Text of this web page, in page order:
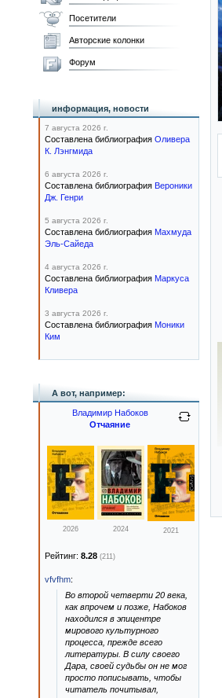
Посетители
Авторские колонки
Форум
информация, новости
7 августа 2026 г.
Составлена библиография Оливера
К. Лэнгмида
6 августа 2026 г.
Составлена библиография Вероники
Дж. Генри
5 августа 2026 г.
Составлена библиография Махмуда
Эль-Сайеда
4 августа 2026 г.
Составлена библиография Маркуса
Кливера
3 августа 2026 г.
Составлена библиография Моники
Ким
А вот, например:
Владимир Набоков
Отчаяние
2026 2024 2021
Рейтинг: 8.28 (211)
vfvfhm:
Во второй четверти 20 века,
как впрочем и позже, Набоков
находился в эпицентре
мирового культурного
процесса, прежде всего
литературы. В силу своего
Дара, своей судьбы он не мог
просто пописывать, чтобы
читатель почитывал,